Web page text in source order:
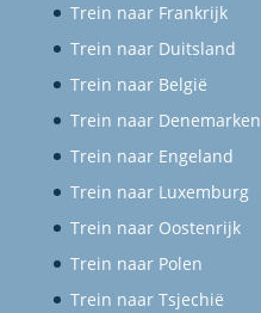
Trein naar Frankrijk
Trein naar Duitsland
Trein naar België
Trein naar Denemarken
Trein naar Engeland
Trein naar Luxemburg
Trein naar Oostenrijk
Trein naar Polen
Trein naar Tsjechië